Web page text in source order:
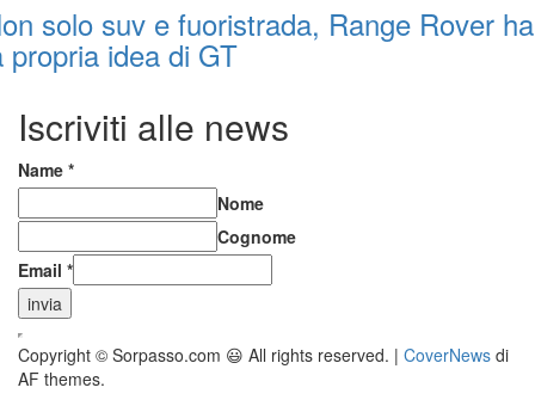
solo suv e fuoristrada, Range Rover ha
propria idea di GT
Iscriviti alle news
Name *
Nome
Cognome
Email *
invia
Copyright © Sorpasso.com 😃 All rights reserved. | CoverNews di
AF themes.